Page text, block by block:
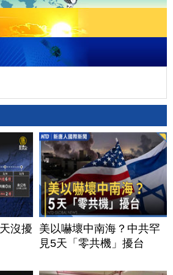
沒擾
美以嚇壞中南海？中共罕
見5天「零共機」擾台